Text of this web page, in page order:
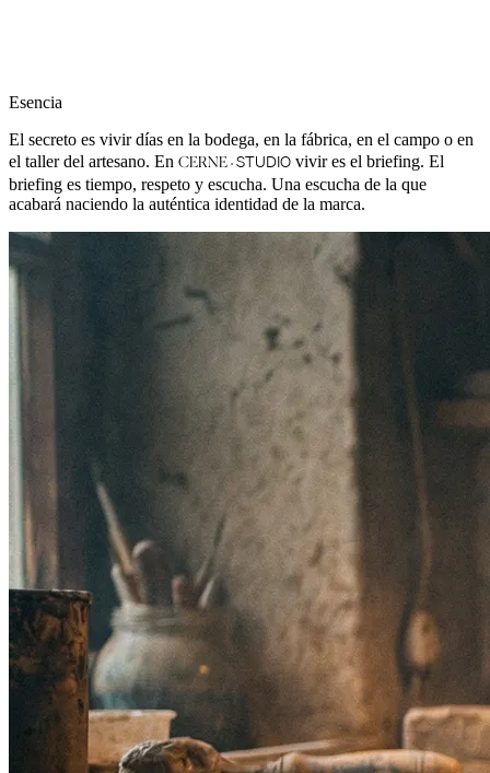
Esencia
El secreto es vivir días en la bodega, en la fábrica, en el campo o en
el taller del artesano. En CERNE·STUDIO vivir es el briefing. El
briefing es tiempo, respeto y escucha. Una escucha de la que
acabará naciendo la auténtica identidad de la marca.